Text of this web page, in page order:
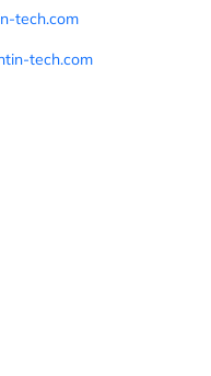
tech.com
tech.com